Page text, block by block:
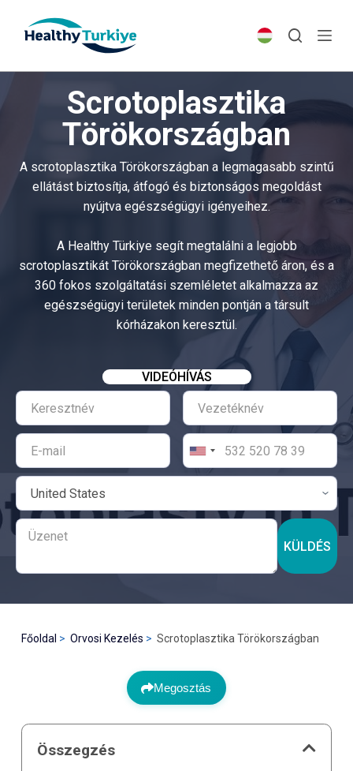
p
n
Scrotoplasztika
Törökországban
A scrotoplasztika Törökországban a legmagasabb szintű
ellátást biztosítja, átfogó és biztonságos megoldást
nyújtva egészségügyi igényeihez.
A Healthy Türkiye segít megtalálni a legjobb
scrotoplasztikát Törökországban megfizethető áron, és a
360 fokos szolgáltatási szemléletet alkalmazza az
egészségügyi területek minden pontján a társult
kórházakon keresztül.
VIDEÓHÍVÁS
KÜLDÉS
Főoldal Orvosi Kezelés Scrotoplasztika Törökországban
Megosztás
Összegzés